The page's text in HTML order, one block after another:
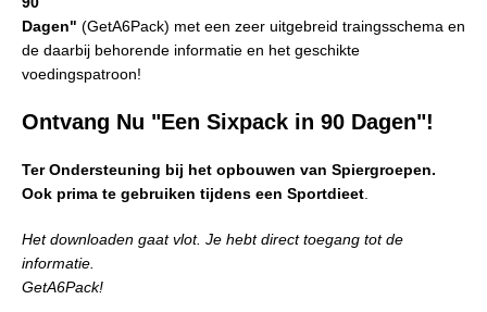
Dagen" (GetA6Pack) met een zeer uitgebreid traingsschema en
de daarbij behorende informatie en het geschikte
voedingspatroon!
Ontvang Nu "Een Sixpack in 90 Dagen"!
Ter Ondersteuning bij het opbouwen van Spiergroepen.
Ook prima te gebruiken tijdens een Sportdieet
Het downloaden gaat vlot. Je hebt direct toegang tot de
informatie.
GetA6Pack!